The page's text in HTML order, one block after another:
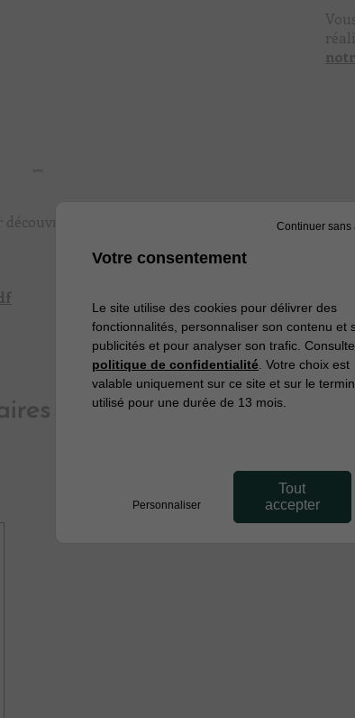
les teintes
Votre consentement
Le site utilise des cookies pour délivrer des
fonctionnalités, personnaliser son contenu et
publicités et pour analyser son trafic.
politique de confidentialité . Votre choix est
valable uniquement sur ce site et sur le
utilisé pour une durée de 13 mois.
Tout
accepter
Personnaliser
Continuer sans